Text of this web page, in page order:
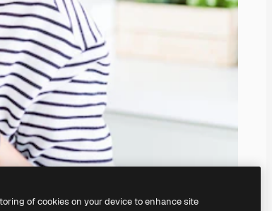
of cookies on your device to enhance site